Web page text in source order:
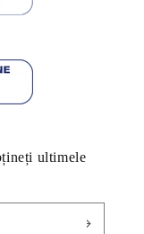
ultimele